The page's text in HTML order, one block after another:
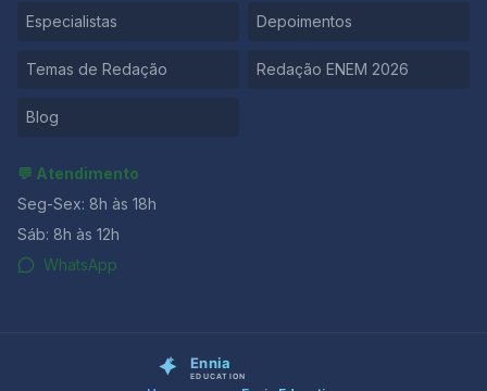
Especialistas Depoimentos
Temas de Redação Redação ENEM 2026
Blog
💬 Atendimento
Seg-Sex: 8h às 18h
Sáb: 8h às 12h
WhatsApp